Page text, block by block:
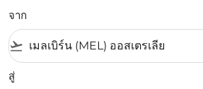
จาก
flight_takeoff
สู่